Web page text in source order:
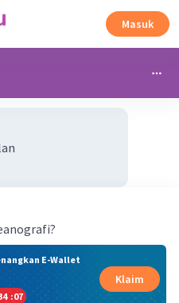
Masuk
E-Wallet
:06
Klaim